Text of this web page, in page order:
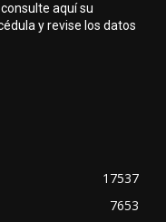
aquí su
y revise los datos
17537
7653